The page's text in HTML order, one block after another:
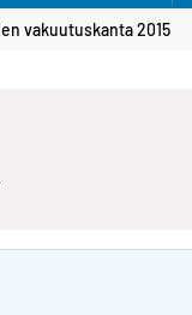
vakuutuskanta 2015